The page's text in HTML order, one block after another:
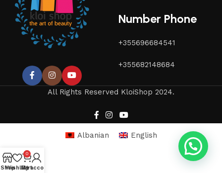
Number Phone
+355696684541
+355682148684
All Rights Reserved KloiShop 2024.
Shop
Wishlist
0
Cart
My account
Albanian English